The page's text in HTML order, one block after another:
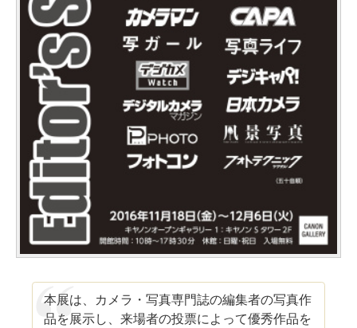
本展は、カメラ・写真専門誌の編集者の写真作
品を展示し、来場者の投票によって優秀作品を